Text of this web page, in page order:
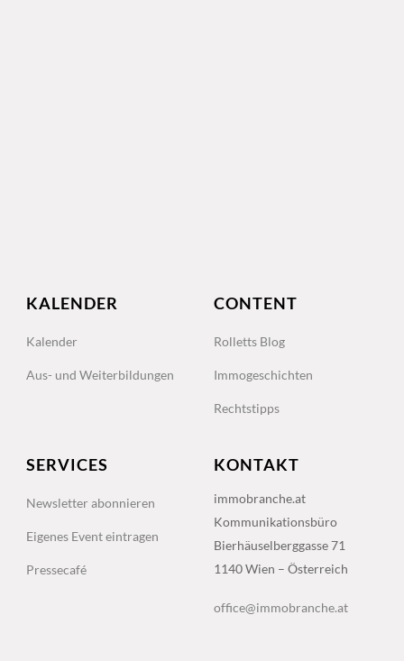
KALENDER
Kalender
Aus- und Weiterbildungen
CONTENT
Rolletts Blog
Immogeschichten
Rechtstipps
SERVICES
Newsletter abonnieren
Eigenes Event eintragen
Pressecafé
KONTAKT
immobranche.at
Kommunikationsbüro
Bierhäuselberggasse 71
1140 Wien – Österreich
office@immobranche.at